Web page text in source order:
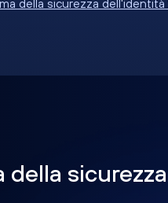
della sicurezza dell'identità
della